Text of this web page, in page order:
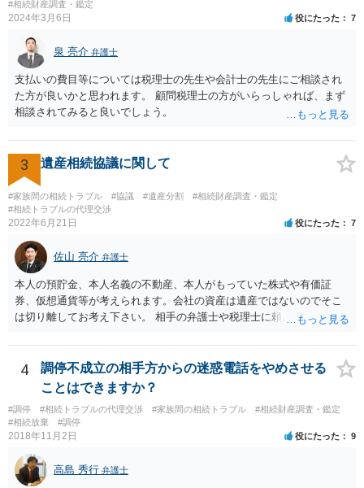
いた方が良い事と書かない方が良い事 回答： お姉さんが申立書の「申
立ての趣旨」のところに書いている遺産の分け方に対して意見があれ
ば、まずそれを書くとよいです。 次に「申立ての理由」のところに、
なぜ調停を申し立てたのか(例えば、あかささんと話合いが出来ない／
決裂した、など)や亡くなった方・あかささん・お姉さん間の事情やい
きさつなどが書かれていると思うので、あかささんから見てそれは違
うと感じるところは、どのように違うのか、など書くとよいです。 そ
の他、お姉さんの申立書には書かれていないけど、どのように遺産を
った等)、それも書くとよいです。 書かない方が良いと思うことは、遺
産分割に関係ない(と思われる)いきさつを沢山盛り込むことだと考えま
す(あくまで遺産分割に関係することに留める方が、裁判所や調停委員
の方に事情を理解してもらいやすいと思います)。
#相続財産調査・鑑定
2024年3月6日 役にたった 7
泉 亮介 弁護士
支払いの費目等については税理士の先生や会計士の先生にご相談され
た方が良いかと思われます。 顧問税理士の方がいらっしゃれば、まず
相談されてみると良いでしょう。
3 遺産相続協議に関して
#家族間の相続トラブル #協議 #遺産分割
#相続財産調査・鑑定
#相続トラブルの代理交渉
2022年6月21日 役にたった 7
佐山 亮介 弁護士
本人の預貯金、本人名義の不動産、本人がもっていた株式や有価証
券、仮想通貨等が考えられます。会社の資産は遺産ではないのでそこ
は切り離してお考え下さい。 相手の弁護士や税理士に頼んでも守秘義
意に開示を求め、応じなければ「調査嘱託」という手続きを使って銀
行等に照会をかけることになるでしょう。 不動産は、相続登記が済ん
でいなければ市役所ないし区役所に、お子様と義父様のつながりがわ
かる戸籍一式を揃えてもちこみ、「名寄せ」という手続きをすると、
分かると思います。遺産分割協議書の偽造等により既に相続登記され
てしまっている場合は、住所などに当たりをつけて登記名義を調べて
すが、現代では、各々が自由に価格設定をしていますので、特に相場
はお示しできません。ただし、かつて日本弁護士連合会が設けていた
4
調停不成立の相手方からの迷惑電話をやめさせる
ことはできますか？
#調停 #相続トラブルの代理交渉 #家族間の相続トラブル
#相続財産調査・鑑定
#相続放棄
#調停
2018年11月2日 役にたった 9
高島 秀行 弁護士